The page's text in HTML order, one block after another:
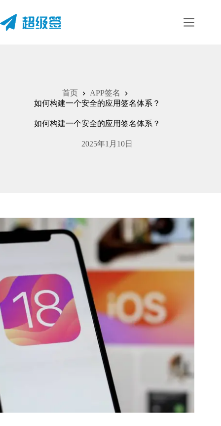
内
首页
APP签名
如何构建一个安全的应用签名体系？
如何构建一个安全的应用签名体系？
2025年1月10日